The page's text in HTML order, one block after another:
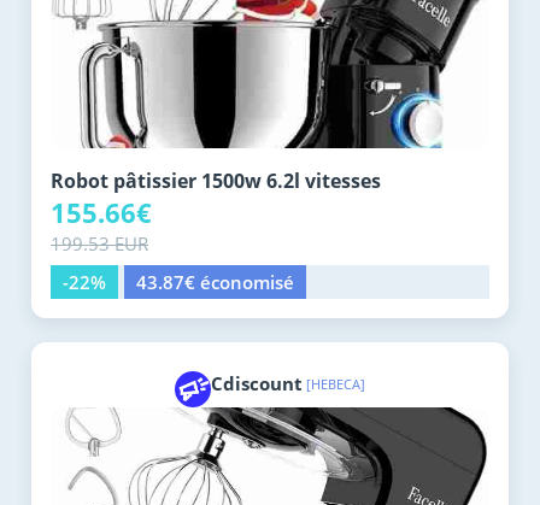
Robot pâtissier 1500w 6.2l vitesses
155.66€
199.53 EUR
-22%
43.87€ économisé
Cdiscount [HEBECA]